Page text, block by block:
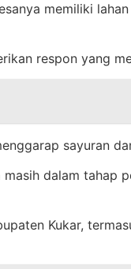
memiliki
respon yang
sayuran
dalam tahap
Kukar,